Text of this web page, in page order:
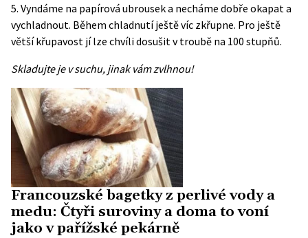
5. Vyndáme na papírová ubrousek a necháme dobře okapat a
vychladnout. Během chladnutí ještě víc zkřupne. Pro ještě
větší křupavost jí lze chvíli dosušit v troubě na 100 stupňů.
Skladujte je v suchu, jinak vám zvlhnou!
Francouzské bagetky z perlivé vody a
medu: Čtyři suroviny a doma to voní
jako v pařížské pekárně